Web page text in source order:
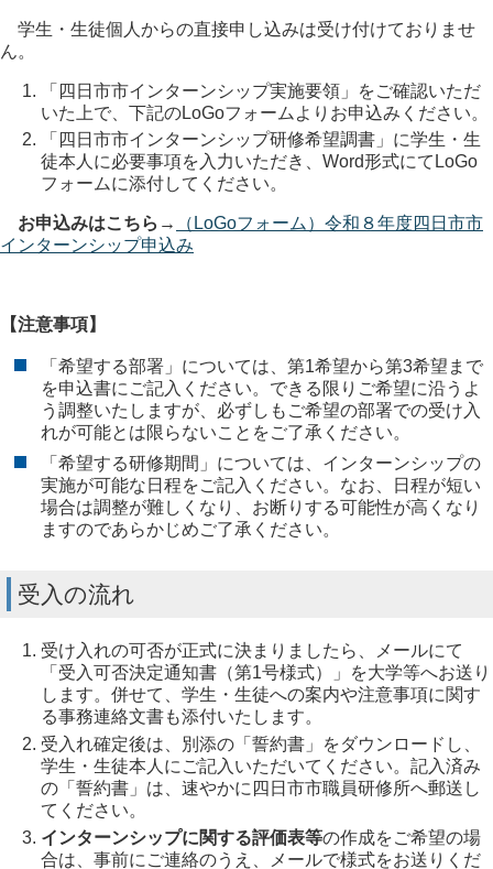
学生・生徒個人からの直接申し込みは受け付けておりませ
ん。
「四日市市インターンシップ実施要領」をご確認いただ
いた上で、下記のLoGoフォームよりお申込みください。
「四日市市インターンシップ研修希望調書」に学生・生
徒本人に必要事項を入力いただき、Word形式にてLoGo
フォームに添付してください。
お申込みはこちら→
（LoGoフォーム）令和８年度四日市市
インターンシップ申込み
【注意事項】
「希望する部署」については、第1希望から第3希望まで
を申込書にご記入ください。できる限りご希望に沿うよ
う調整いたしますが、必ずしもご希望の部署での受け入
れが可能とは限らないことをご了承ください。
「希望する研修期間」については、インターンシップの
実施が可能な日程をご記入ください。なお、日程が短い
場合は調整が難しくなり、お断りする可能性が高くなり
ますのであらかじめご了承ください。
受入の流れ
受け入れの可否が正式に決まりましたら、メールにて
「受入可否決定通知書（第1号様式）」を大学等へお送り
します。併せて、学生・生徒への案内や注意事項に関す
る事務連絡文書も添付いたします。
受入れ確定後は、別添の「誓約書」をダウンロードし、
学生・生徒本人にご記入いただいてください。記入済み
の「誓約書」は、速やかに四日市市職員研修所へ郵送し
てください。
インターンシップに関する評価表等の作成をご希望の場
合は、事前にご連絡のうえ、メールで様式をお送りくだ